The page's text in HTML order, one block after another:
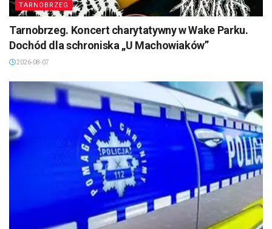
TARNOBRZEG
Tarnobrzeg. Koncert charytatywny w Wake Parku.
Dochód dla schroniska „U Machowiaków”
2026-08-07